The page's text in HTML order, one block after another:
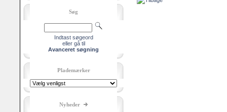
Søg
Indtast søgeord
eller gå til
Avanceret søgning
Plademærker
Nyheder